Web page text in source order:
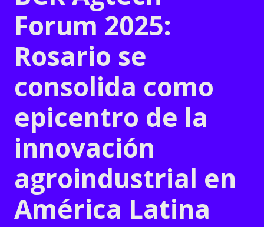
Forum 2025:
Rosario se
consolida como
epicentro de la
innovación
agroindustrial en
América Latina